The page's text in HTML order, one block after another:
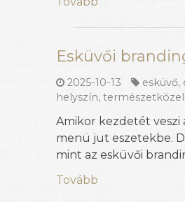
Esküvői
2025-10-13 esküvő,
helyszín,
Amikor kezdetét veszi
menü jut eszetekbe.
mint az esküvői
Tovább